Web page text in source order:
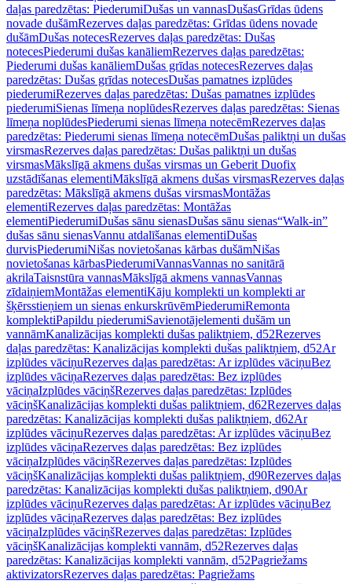
daļas paredzētas: PiederumiDušas un vannasDušasGrīdas ūdens
novade dušāmRezerves daļas paredzētas: Grīdas ūdens novade
dušāmDušas notecesRezerves daļas paredzētas: Dušas
notecesPiederumi dušas kanāliemRezerves daļas paredzētas:
Piederumi dušas kanāliemDušas grīdas notecesRezerves daļas
paredzētas: Dušas grīdas notecesDušas pamatnes izplūdes
piederumiRezerves daļas paredzētas: Dušas pamatnes izplūdes
piederumiSienas līmeņa noplūdesRezerves daļas paredzētas: Sienas
līmeņa noplūdesPiederumi sienas līmeņa notecēmRezerves daļas
paredzētas: Piederumi sienas līmeņa notecēmDušas paliktņi un dušas
virsmasRezerves daļas paredzētas: Dušas paliktņi un dušas
virsmasMākslīgā akmens dušas virsmas un Geberit Duofix
uzstādīšanas elementiMākslīgā akmens dušas virsmasRezerves daļas
paredzētas: Mākslīgā akmens dušas virsmasMontāžas
elementiRezerves daļas paredzētas: Montāžas
elementiPiederumiDušas sānu sienasDušas sānu sienas“Walk-in”
dušas sānu sienasVannu atdalīšanas elementiDušas
durvisPiederumiNišas novietošanas kārbas dušāmNišas
novietošanas kārbasPiederumiVannasVannas no sanitārā
akrilaTaisnstūra vannasMākslīgā akmens vannasVannas
zīdaiņiemMontāžas elementiKāju komplekti un komplekti ar
šķērsstieņiem un sienas enkurskrūvēmPiederumiRemonta
komplektiPapildu piederumiSavienotājelementi dušām un
vannāmKanalizācijas komplekti dušas paliktņiem, d52Rezerves
daļas paredzētas: Kanalizācijas komplekti dušas paliktņiem, d52Ar
izplūdes vāciņuRezerves daļas paredzētas: Ar izplūdes vāciņuBez
izplūdes vāciņaRezerves daļas paredzētas: Bez izplūdes
vāciņaIzplūdes vāciņšRezerves daļas paredzētas: Izplūdes
vāciņšKanalizācijas komplekti dušas paliktņiem, d62Rezerves daļas
paredzētas: Kanalizācijas komplekti dušas paliktņiem, d62Ar
izplūdes vāciņuRezerves daļas paredzētas: Ar izplūdes vāciņuBez
izplūdes vāciņaRezerves daļas paredzētas: Bez izplūdes
vāciņaIzplūdes vāciņšRezerves daļas paredzētas: Izplūdes
vāciņšKanalizācijas komplekti dušas paliktņiem, d90Rezerves daļas
paredzētas: Kanalizācijas komplekti dušas paliktņiem, d90Ar
izplūdes vāciņuRezerves daļas paredzētas: Ar izplūdes vāciņuBez
izplūdes vāciņaRezerves daļas paredzētas: Bez izplūdes
vāciņaIzplūdes vāciņšRezerves daļas paredzētas: Izplūdes
vāciņšKanalizācijas komplekti vannām, d52Rezerves daļas
paredzētas: Kanalizācijas komplekti vannām, d52Pagriežams
aktivizatorsRezerves daļas paredzētas: Pagriežams